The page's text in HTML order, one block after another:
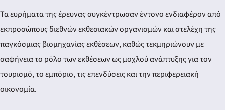
Τα ευρήματα της έρευνας συγκέντρωσαν έντονο ενδιαφέρον από
εκπροσώπους διεθνών εκθεσιακών οργανισμών και στελέχη της
παγκόσμιας βιομηχανίας εκθέσεων, καθώς τεκμηριώνουν με
σαφήνεια το ρόλο των εκθέσεων ως μοχλού ανάπτυξης για τον
τουρισμό, το εμπόριο, τις επενδύσεις και την περιφερειακή
οικονομία.